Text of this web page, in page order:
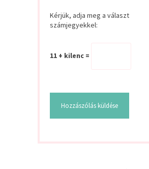
Kérjük, adja meg a választ
számjegyekkel:
11 + kilenc =